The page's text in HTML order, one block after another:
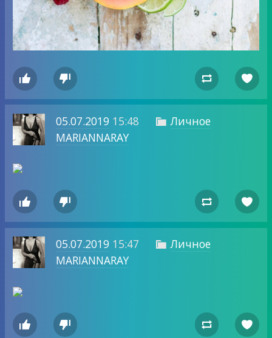
   
05.07.201915:48  Личное
MARIANNARAY
   
05.07.201915:47  Личное
MARIANNARAY
   